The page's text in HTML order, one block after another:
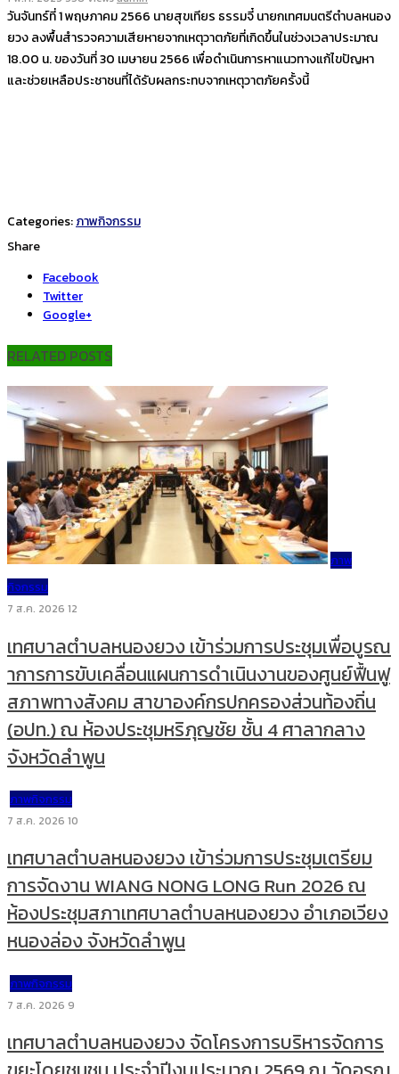
วันจันทร์ที่ 1 พฤษภาคม 2566 นายสุขเทียร ธรรมจี๋ นายกเทศมนตรีตำบลหนอง
ยวง ลงพื้นสำรวจความเสียหายจากเหตุวาตภัยที่เกิดขึ้นในช่วงเวลาประมาณ
18.00 น. ของวันที่ 30 เมษายน 2566 เพื่อดำเนินการหาแนวทางแก้ไขปัญหา
และช่วยเหลือประชาชนที่ได้รับผลกระทบจากเหตุวาตภัยครั้งนี้
Categories:ภาพกิจกรรม
Share
Facebook
Twitter
Google+
RELATED POSTS
ภาพ
กิจกรรม
7 ส.ค. 2026 12
เทศบาลตำบลหนองยวง เข้าร่วมการประชุมเพื่อบูรณ
าการการขับเคลื่อนแผนการดำเนินงานของศูนย์ฟื้นฟู
สภาพทางสังคม สาขาองค์กรปกครองส่วนท้องถิ่น
(อปท.) ณ ห้องประชุมหริภุญชัย ชั้น 4 ศาลากลาง
จังหวัดลำพูน
ภาพกิจกรรม
7 ส.ค. 2026 10
เทศบาลตำบลหนองยวง เข้าร่วมการประชุมเตรียม
การจัดงาน WIANG NONG LONG Run 2026 ณ
ห้องประชุมสภาเทศบาลตำบลหนองยวง อำเภอเวียง
หนองล่อง จังหวัดลำพูน
ภาพกิจกรรม
7 ส.ค. 2026 9
เทศบาลตำบลหนองยวง จัดโครงการบริหารจัดการ